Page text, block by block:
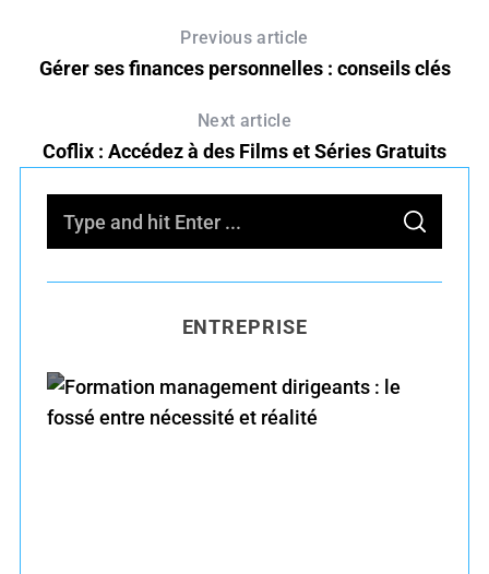
Previous article
Gérer ses finances personnelles : conseils clés
Next article
Coflix : Accédez à des Films et Séries Gratuits
f
o
S
A
C
ENTREPRISE